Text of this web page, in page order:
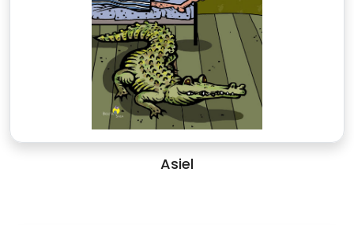
Asiel